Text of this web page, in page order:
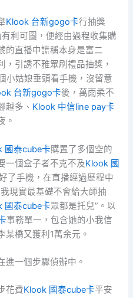
Klook 台新gogo卡行抽獎
利可圖，便經由過程收集購
的直播中謊稱本身是富二
引誘不雅眾刷禮品抽獎，
小姑娘垂頭看手機，沒留意
台新gogo卡後，萬雨柔不
越多、 Klook 中信line pay卡
。
國泰cube卡購置了多個空的
一個盒子者不克不及Klook 國
了手機，在直播經過歷程中
現實最基礎不會給大師抽
國泰cube卡眾都是托兒”。以
事務單一，包含她的小我信
某橋又獲利1萬余元。
進一個步驟偵辦中。
花費Klook 國泰cube卡平安